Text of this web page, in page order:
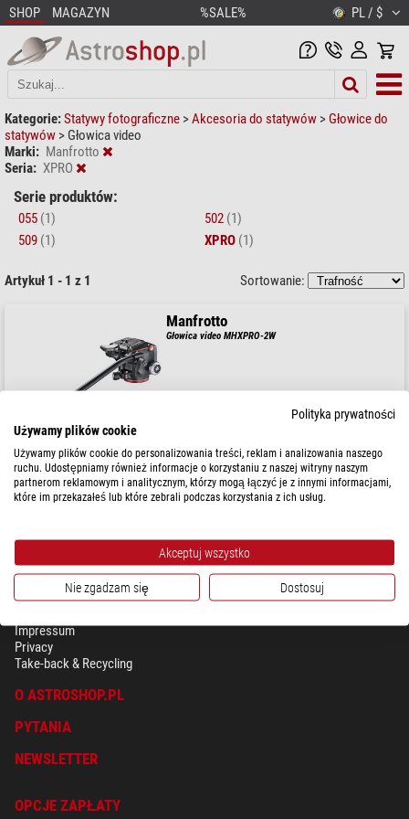
SHOP MAGAZYN %SALE% PL / $
Kategorie:Statywy fotograficzne >Akcesoria do statywów > Głowice do
statywów > Głowica video
Marki: Manfrotto
Seria: XPRO
Serie produktów:
055 (1) 502 (1)
509 (1) XPRO (1)
Artykuł 1 - 1 z 1 Sortowanie:
Manfrotto
Głowica video MHXPRO-2W
gotowe do wysyłki w1-2 tygodni
BEZPIECZEŃSTWO & OCHRONA DANYCH OSOBISTYCH
Impressum
Privacy
Take-back & Recycling
O ASTROSHOP.PL
PYTANIA
NEWSLETTER
OPCJE ZAPŁATY
Polityka prywatności
Używamy plików cookie
Używamy plików cookie do personalizowania treści, reklam i analizowania naszego
ruchu. Udostępniamy również informacje o korzystaniu z naszej witryny naszym
partnerom reklamowym i analitycznym, którzy mogą łączyć je z innymi informacjami,
które im przekazałeś lub które zebrali podczas korzystania z ich usług.
Akceptuj wszystko
Nie zgadzam się Dostosuj